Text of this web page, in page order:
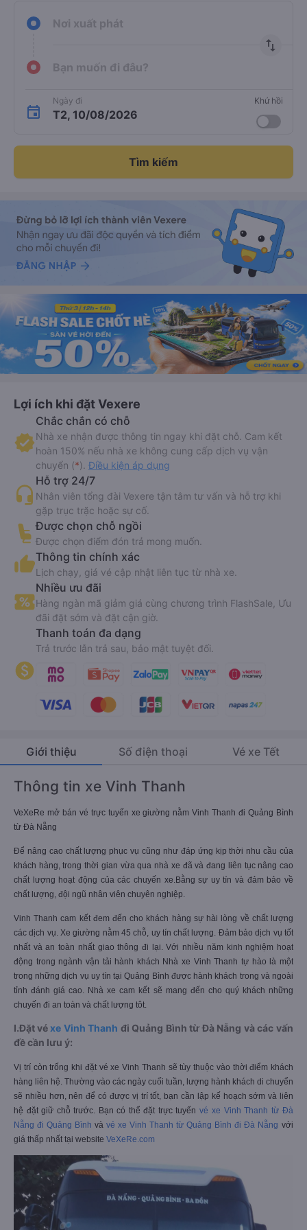
Nơi xuất phát
import_export
Bạn muốn đi đâu?
Ngày đi
T2, 10/08/2026
Khứ hồi
Tìm kiếm
Lợi ích khi đặt Vexere
Chắc chắn có chỗ
Nhà xe nhận được thông tin ngay khi đặt chỗ. Cam kết
hoàn 150% nếu nhà xe không cung cấp dịch vụ vận
chuyển (*). Điều kiện áp dụng
Hỗ trợ 24/7
Nhân viên tổng đài Vexere tận tâm tư vấn và hỗ trợ khi
gặp trục trặc hoặc sự cố.
Được chọn chỗ ngồi
Được chọn điểm đón trả mong muốn.
Thông tin chính xác
Lịch chạy, giá vé cập nhật liên tục từ nhà xe.
Nhiều ưu đãi
Hàng ngàn mã giảm giá cùng chương trình FlashSale, Ưu
đãi đặt sớm và đặt cận giờ.
Thanh toán đa dạng
Trả trước lẫn trả sau, bảo mật tuyệt đối.
Giới thiệu Số điện thoại Vé xe Tết
Thông tin xe Vinh Thanh
VeXeRe mở bán vé trực tuyến xe giường nằm Vinh Thanh đi Quảng Bình
từ Đà Nẵng
Để nâng cao chất lượng phục vụ cũng như đáp ứng kịp thời nhu cầu của
khách hàng, trong thời gian vừa qua nhà xe đã và đang liên tục nâng cao
chất lượng hoạt động của các chuyến xe.Bằng sự uy tín và đảm bảo về
chất lượng, đội ngũ nhân viên chuyên nghiệp.
Vinh Thanh cam kết đem đến cho khách hàng sự hài lòng về chất lượng
các dịch vụ. Xe giường nằm 45 chỗ, uy tín chất lượng. Đảm bảo dịch vụ tốt
nhất và an toàn nhất giao thông đi lại. Với nhiều năm kinh nghiệm hoạt
động trong ngành vận tải hành khách Nhà xe Vinh Thanh tự hào là một
trong những dịch vụ uy tín tại Quảng Bình được hành khách trong và ngoài
tỉnh đánh giá cao. Nhà xe cam kết sẽ mang đến cho quý khách những
chuyến đi an toàn và chất lượng tôt.
I.Đặt vé xe Vinh Thanh đi Quảng Bình từ Đà Nẵng và các vấn
đề cần lưu ý:
Vị trí còn trống khi đặt vé xe Vinh Thanh sẽ tùy thuộc vào thời điểm khách
hàng liên hệ. Thường vào các ngày cuối tuần, lượng hành khách di chuyển
sẽ nhiều hơn, nên để có được vị trí tốt, bạn cần lập kế hoạch sớm và liên
hệ đặt giữ chỗ trước. Bạn có thể đặt trực tuyến vé xe Vinh Thanh từ Đà
Nẵng đi Quảng Bình và vé xe Vinh Thanh từ Quảng Bình đi Đà Nẵng với
giá thấp nhất tại website VeXeRe.com